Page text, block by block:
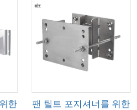
한
팬 틸트 포지셔너를 위한